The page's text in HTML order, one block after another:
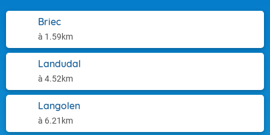
Briec
à 1.59km
Landudal
à 4.52km
Langolen
à 6.21km